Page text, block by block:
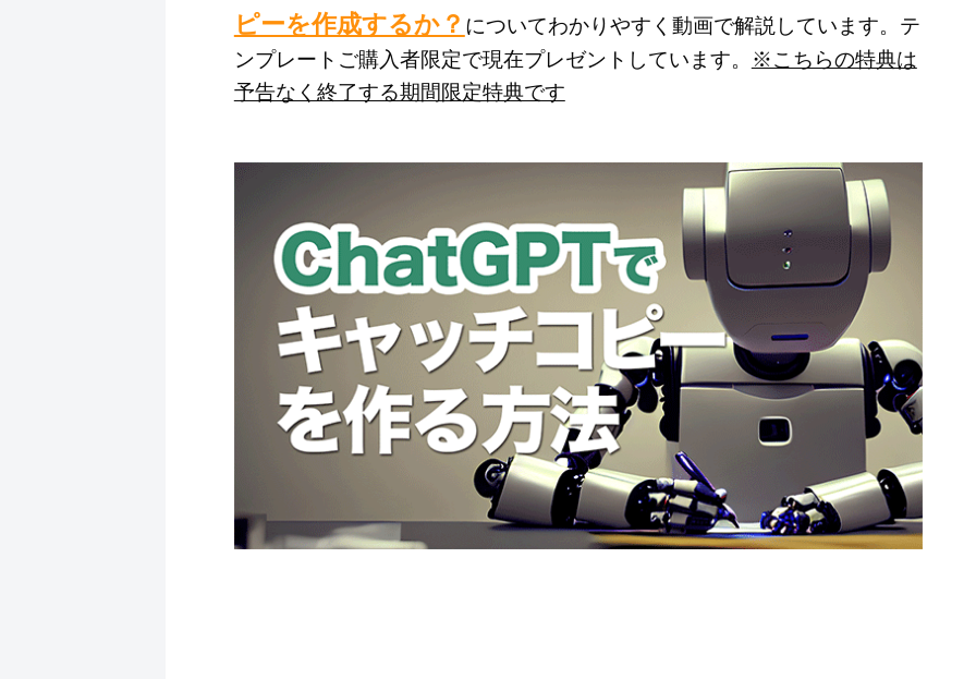
ピーを作成するか？ についてわかりやすく動画で解説しています。テ
ンプレートご購入者限定で現在プレゼントしています。
※こちらの特典は
予告なく終了する期間限定特典です